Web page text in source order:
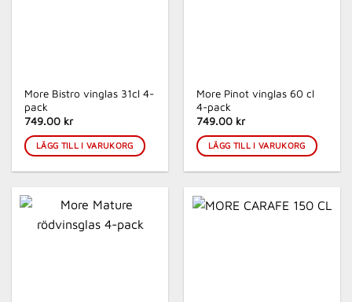
More Bistro vinglas 31cl 4-
pack
749.00 kr
LÄGG TILL I VARUKORG
More Pinot vinglas 60 cl
4-pack
749.00 kr
LÄGG TILL I VARUKORG